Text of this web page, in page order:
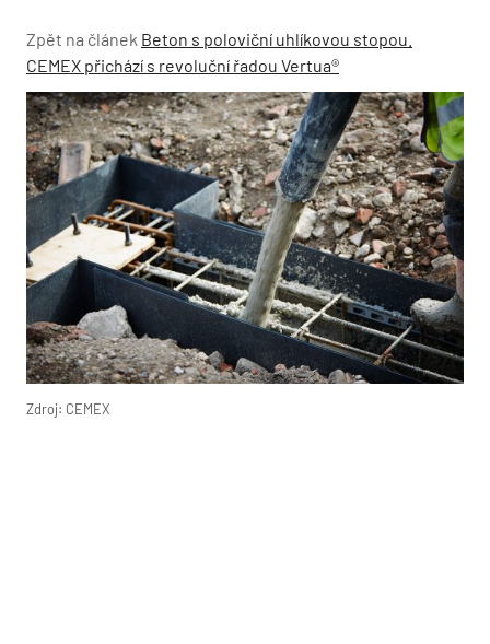
Zpět na článek Beton s poloviční uhlíkovou stopou.
CEMEX přichází s revoluční řadou Vertua®
Zdroj: CEMEX